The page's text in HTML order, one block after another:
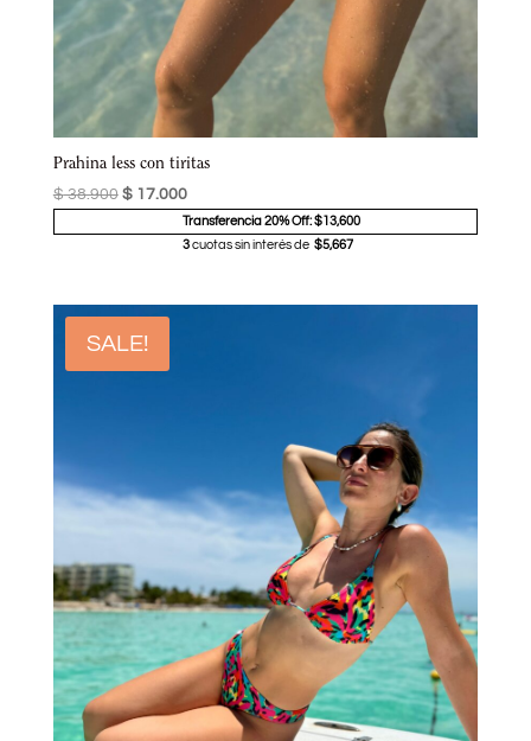
Prahina less con tiritas
$38.900 $17.000
Transferencia 20% Off: $13,600
3cuotas sin interés de $5,667
SALE!